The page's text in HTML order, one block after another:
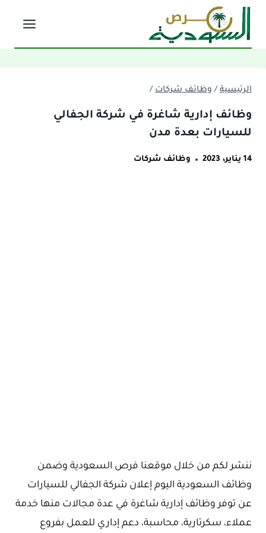
التجاوز
المحتوى
الرئيسية / وظائف شركات /
وظائف إدارية شاغرة في شركة الجفالي
للسيارات بعدة مدن
14 يناير، 2023 وظائف شركات
ننشر لكم من خلال موقعنا فرص السعودية وضمن
وظائف السعودية اليوم إعلان شركة الجفالي للسيارات
عن توفر وظائف إدارية شاغرة في عدة مجالات منها خدمة
عملاء، سكرتارية، محاسبة، دعم إداري للعمل بفروع